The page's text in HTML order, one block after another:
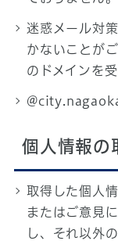
迷惑メール対
かないことが
のドメインを
個人情報の
取得した個人
またはご意見
し、それ以外